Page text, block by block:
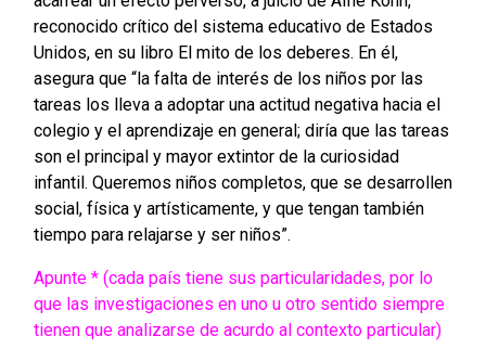
reconocido crítico del sistema educativo de Estados
Unidos, en su libro El mito de los deberes. En él,
asegura que “la falta de interés de los niños por las
tareas los lleva a adoptar una actitud negativa hacia el
colegio y el aprendizaje en general; diría que las tareas
son el principal y mayor extintor de la curiosidad
infantil. Queremos niños completos, que se desarrollen
social, física y artísticamente, y que tengan también
tiempo para relajarse y ser niños”.
Apunte * (cada país tiene sus particularidades, por lo
que las investigaciones en uno u otro sentido siempre
tienen que analizarse de acurdo al contexto particular)